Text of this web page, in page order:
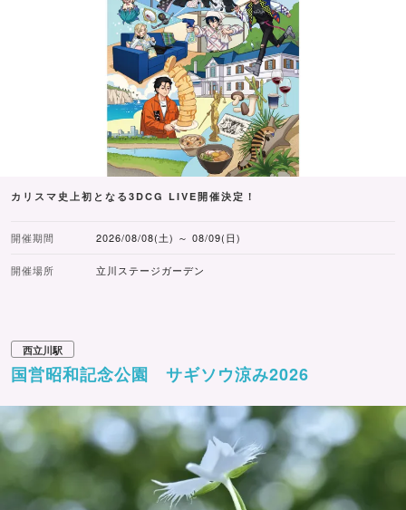
カリスマ史上初となる3DCG LIVE開催決定！
開催期間 2026/08/08(土) ～ 08/09(日)
開催場所 立川ステージガーデン
西立川駅
国営昭和記念公園 サギソウ涼み2026